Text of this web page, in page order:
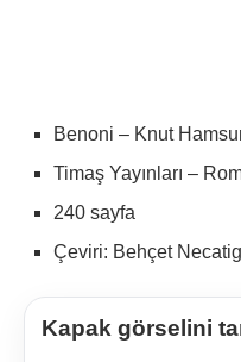
Benoni – Knut
Timaş Yayınları –
240 sayfa
Çeviri: Behçet
Kapak görselini